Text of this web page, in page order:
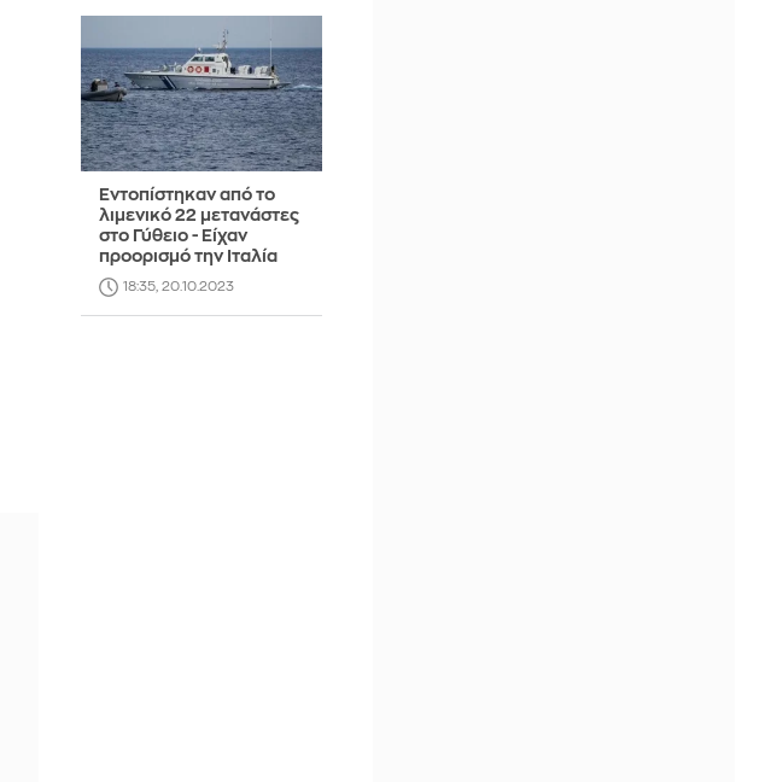
Εντοπίστηκαν από το
λιμενικό 22 μετανάστες
στο Γύθειο - Είχαν
προορισμό την Ιταλία
18:35, 20.10.2023